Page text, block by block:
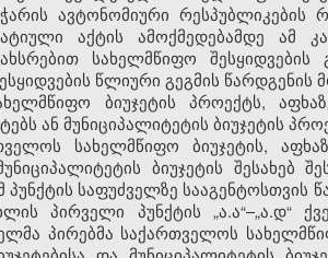
ავტონომიური რესპუბლიკების
აქტის ამოქმედებამდე ამ
სახელმწიფო
შესყიდვების წლიური გეგმის
ბიუჯეტის პროექტს,
ან მუნიციპალიტეტის ბიუჯეტის
სახელმწიფო ბიუჯეტის,
ბიუჯეტის
პუნქტის საფუძველზე
პირველი პუნქტის „ა.ა“–„ა.დ“
პირებმა საქართველოს